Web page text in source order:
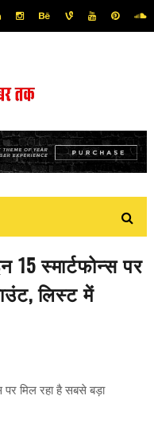
15 स्मार्टफोन्स पर
लिस्ट में
मिल रहा है सबसे बड़ा